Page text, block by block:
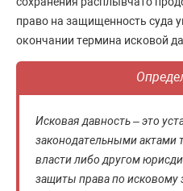
право на защищенность суда
окончании термина исковой
Исковая давность – это
законодательными актами
власти либо другом
защиты права по исковому